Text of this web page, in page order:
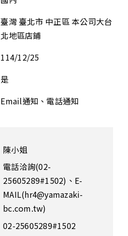
臺灣 臺北市 中正區 本公司大台
北地區店鋪
114/12/25
是
Email通知、電話通知
陳小姐
電話洽詢(02-
25605289#1502)、E-
MAIL(hr4@yamazaki-
bc.com.tw)
02-25605289#1502